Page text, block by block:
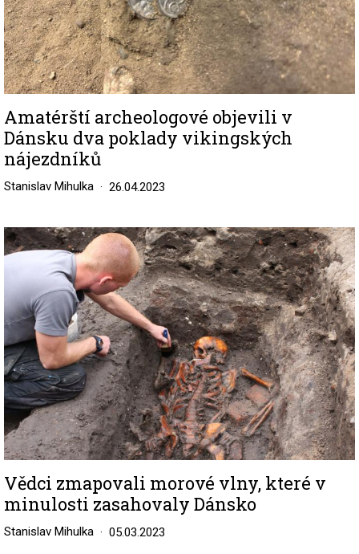
Amatérští archeologové objevili v
Dánsku dva poklady vikingských
nájezdníků
Stanislav Mihulka 26.04.2023
Image
Vědci zmapovali morové vlny, které v
minulosti zasahovaly Dánsko
Stanislav Mihulka 05.03.2023